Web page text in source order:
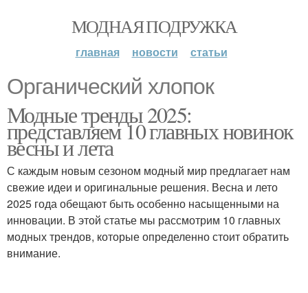
МОДНАЯ ПОДРУЖКА
главная новости статьи
Органический хлопок
Модные тренды 2025:
представляем 10 главных новинок
весны и лета
С каждым новым сезоном модный мир предлагает нам
свежие идеи и оригинальные решения. Весна и лето
2025 года обещают быть особенно насыщенными на
инновации. В этой статье мы рассмотрим 10 главных
модных трендов, которые определенно стоит обратить
внимание.